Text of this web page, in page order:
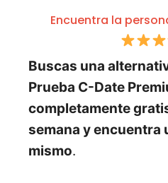
Encuentra la
Buscas una
Prueba C-Date
completamente
semana y encuentra
mismo.